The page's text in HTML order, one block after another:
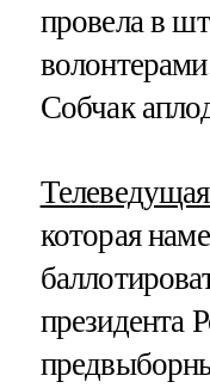
провела в
Собчак
которая
президента